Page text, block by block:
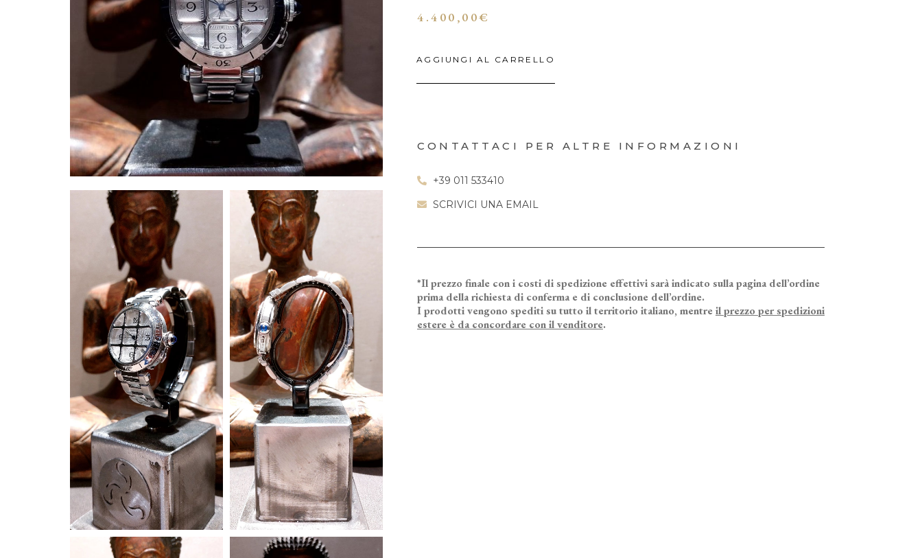
4.400,00€
AGGIUNGI AL CARRELLO
CONTATTACI PER ALTRE INFORMAZIONI
+39 011 533410
SCRIVICI UNA EMAIL
*Il prezzo finale con i costi di spedizione effettivi sarà indicato sulla pagina dell’ordine
prima della richiesta di conferma e di conclusione dell’ordine.
I prodotti vengono spediti su tutto il territorio italiano, mentre il prezzo per spedizioni
estere è da concordare con il venditore.